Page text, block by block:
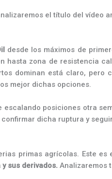
el título del
desde los máximos de
hasta zona de resistencia
dominan está claro,
mejor dichas opciones.
escalando posiciones otra
dicha ruptura y
primas agrícolas. Este
sus derivados. Analizaremos